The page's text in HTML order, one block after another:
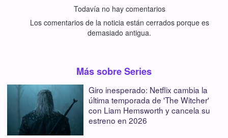
Todavía no hay comentarios
Los comentarios de la noticia están cerrados porque es
demasiado antigua.
Más sobre Series
Giro inesperado: Netflix cambia la
última temporada de 'The Witcher'
con Liam Hemsworth y cancela su
estreno en 2026